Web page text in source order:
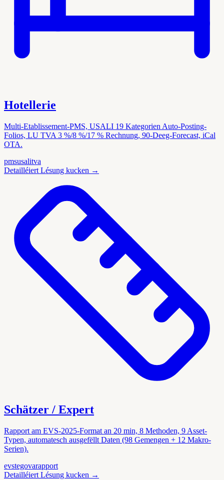
Hotellerie
Multi-Etablissement-PMS, USALI 19 Kategorien Auto-Posting-
Folios, LU TVA 3 %/8 %/17 % Rechnung, 90-Deeg-Forecast, iCal
OTA.
pmsusalitva
Detailléiert Lésung kucken →
Schätzer / Expert
Rapport am EVS-2025-Format an 20 min, 8 Methoden, 9 Asset-
Typen, automatesch ausgefëllt Daten (98 Gemengen + 12 Makro-
Serien).
evstegovarapport
Detailléiert Lésung kucken →